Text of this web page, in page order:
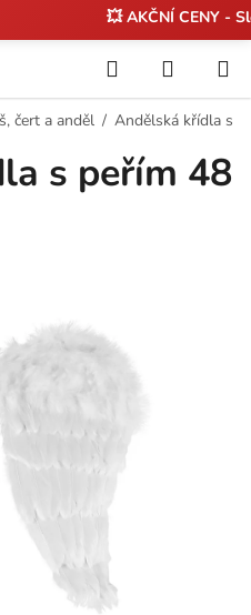
💥 AKČNÍ CENY -
Hledat
KOŠÍK
čert a anděl / Andělská křídla s
s peřím 48